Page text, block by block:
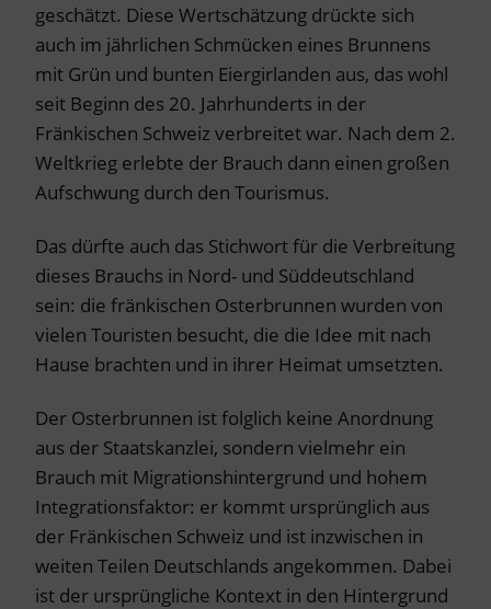
geschätzt. Diese Wertschätzung drückte sich
auch im jährlichen Schmücken eines Brunnens
mit Grün und bunten Eiergirlanden aus, das wohl
seit Beginn des 20. Jahrhunderts in der
Fränkischen Schweiz verbreitet war. Nach dem 2.
Weltkrieg erlebte der Brauch dann einen großen
Aufschwung durch den Tourismus.
Das dürfte auch das Stichwort für die Verbreitung
dieses Brauchs in Nord- und Süddeutschland
sein: die fränkischen Osterbrunnen wurden von
vielen Touristen besucht, die die Idee mit nach
Hause brachten und in ihrer Heimat umsetzten.
Der Osterbrunnen ist folglich keine Anordnung
aus der Staatskanzlei, sondern vielmehr ein
Brauch mit Migrationshintergrund und hohem
Integrationsfaktor: er kommt ursprünglich aus
der Fränkischen Schweiz und ist inzwischen in
weiten Teilen Deutschlands angekommen. Dabei
ist der ursprüngliche Kontext in den Hintergrund